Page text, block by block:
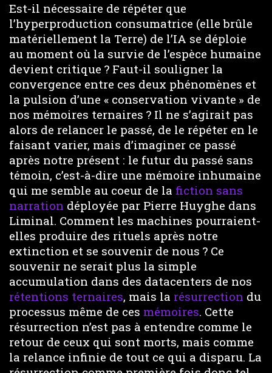
Est-il nécessaire de répéter que
l’hyperproduction consumatrice (elle brûle
matériellement la Terre) de l’IA se déploie
au moment où la survie de l’espèce humaine
devient critique ? Faut-il souligner la
convergence entre ces deux phénomènes et
la pulsion d’une « conservation vivante » de
nos mémoires ternaires ? Il ne s’agirait pas
alors de relancer le passé, de le répéter en le
faisant varier, mais d’imaginer ce passé
après notre présent : le futur du passé sans
témoin, c’est-à-dire une mémoire inhumaine
qui me semble au coeur de la fiction sans
narration déployée par Pierre Huyghe dans
Liminal. Comment les machines pourraient-
elles produire des rituels après notre
extinction et se souvenir de nous ? Ce
souvenir ne serait plus la simple
accumulation dans des datacenters de nos
rétentions ternaires, mais la résurrection du
processus même de ces mémoires. Cette
résurrection n’est pas à entendre comme le
retour de ceux qui sont morts, mais comme
la relance infinie de tout ce qui a disparu. La